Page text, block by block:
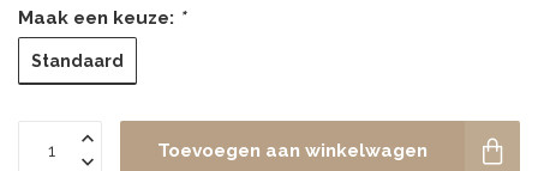
Maak een keuze: *
Standaard
Toevoegen aan winkelwagen